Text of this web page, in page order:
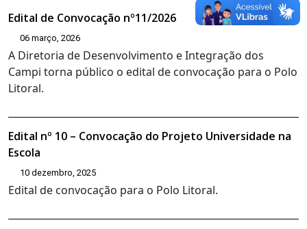
Edital de Convocação nº11/2026
06 março, 2026
A Diretoria de Desenvolvimento e Integração dos
Campi torna público o edital de convocação para o Polo
Litoral.
Edital nº 10 – Convocação do Projeto Universidade na
Escola
10 dezembro, 2025
Edital de convocação para o Polo Litoral.